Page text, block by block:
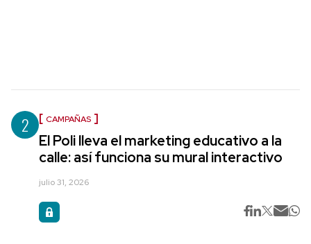
2 CAMPAÑAS
El Poli lleva el marketing educativo a la
calle: así funciona su mural interactivo
julio 31, 2026